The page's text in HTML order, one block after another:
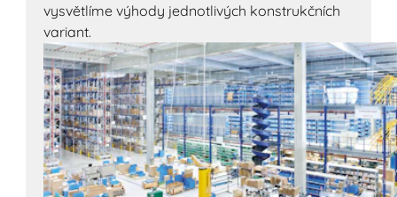
vysvětlíme výhody jednotlivých konstrukčních
variant.